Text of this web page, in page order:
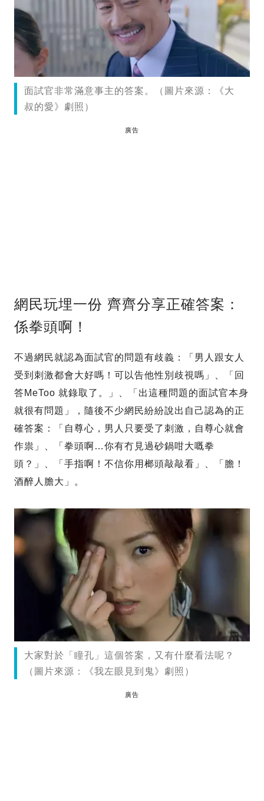
面試官非常滿意事主的答案。（圖片來源：《大
叔的愛》劇照）
廣告
網民玩埋一份 齊齊分享正確答案：
係拳頭啊！
不過網民就認為面試官的問題有歧義：「男人跟女人
受到刺激都會大好嗎！可以告他性別歧視嗎」、「回
答MeToo 就錄取了。」、「出這種問題的面試官本身
就很有問題」，隨後不少網民紛紛說出自己認為的正
確答案：「自尊心，男人只要受了刺激，自尊心就會
作祟」、「拳頭啊…你有冇見過砂鍋咁大嘅拳
頭？」、「手指啊！不信你用榔頭敲敲看」、「膽！
酒醉人膽大」。
大家對於「瞳孔」這個答案，又有什麼看法呢？
（圖片來源：《我左眼見到鬼》劇照）
廣告